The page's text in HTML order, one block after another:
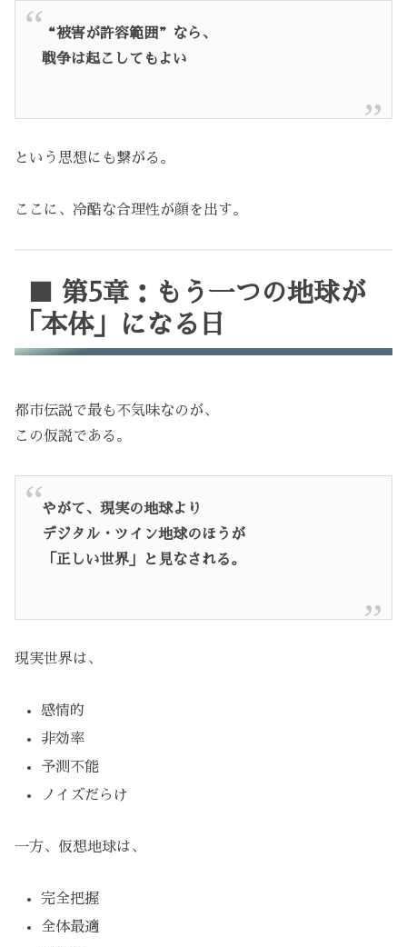
“被害が許容範囲”なら、
戦争は起こしてもよい
という思想にも繋がる。
ここに、冷酷な合理性が顔を出す。
■ 第5章：もう一つの地球が
「本体」になる日
都市伝説で最も不気味なのが、
この仮説である。
やがて、現実の地球より
デジタル・ツイン地球のほうが
「正しい世界」と見なされる。
現実世界は、
感情的
非効率
予測不能
ノイズだらけ
一方、仮想地球は、
完全把握
全体最適